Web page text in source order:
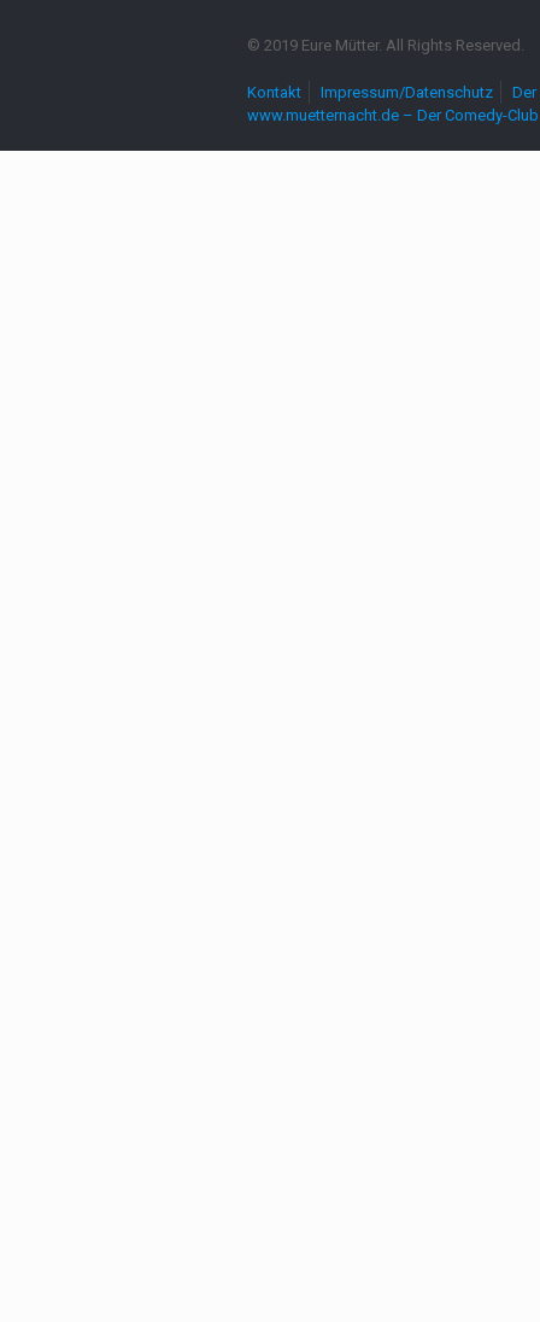
© 2019 Eure Mütter. All Rights Reserved.
Kontakt Impressum/Datenschutz
www.muetternacht.de – Der Comedy-Club